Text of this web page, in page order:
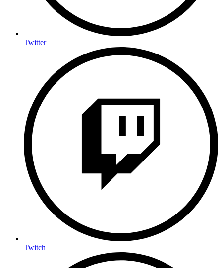
Twitter
Twitch